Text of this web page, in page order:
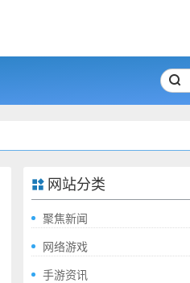
网站分类
聚焦新闻
网络游戏
手游资讯